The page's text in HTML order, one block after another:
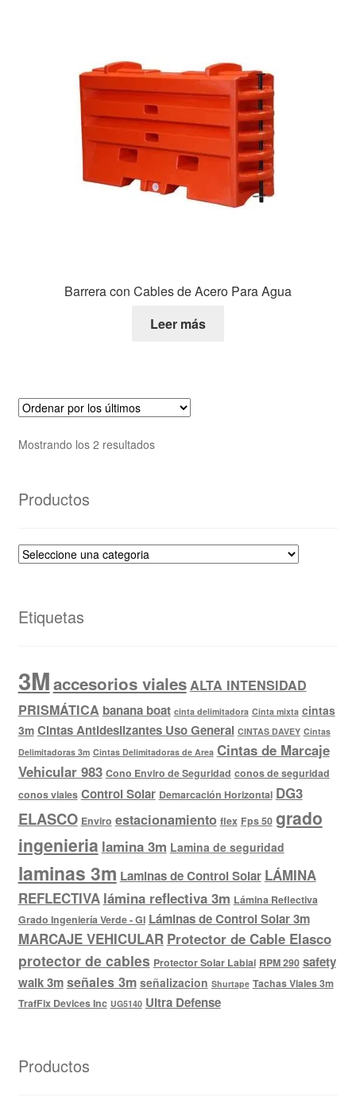
Barrera con Cables de Acero Para Agua
Leer más
Mostrando los 2 resultados
Productos
Etiquetas
3Maccesorios vialesALTA INTENSIDAD
PRISMÁTICA banana boat cinta delimitadora Cinta mixta cintas
3m Cintas Antideslizantes Uso General CINTAS DAVEY Cintas
Delimitadoras 3m Cintas Delimitadoras de Area Cintas de Marcaje
Vehicular 983 Cono Enviro de Seguridad conos de seguridad
conos viales Control Solar Demarcación Horizontal DG3
ELASCO Enviro estacionamiento flex Fps 50 grado
ingenieria lamina 3m Lamina de seguridad
laminas 3m Laminas de Control Solar LÁMINA
REFLECTIVA lámina reflectiva 3m Lámina Reflectiva
Grado Ingeniería Verde - GI Láminas de Control Solar 3m
MARCAJE VEHICULAR Protector de Cable Elasco
protector de cables Protector Solar Labial RPM 290 safety
walk 3mseñales 3m señalizacion Shurtape Tachas Viales 3m
TrafFix Devices Inc UG5140 Ultra Defense
Productos